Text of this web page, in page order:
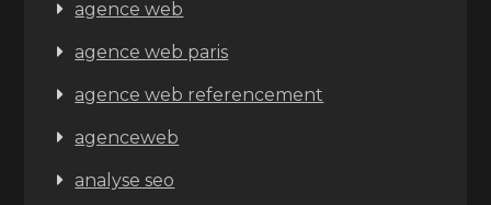
agence web
agence web paris
agence web referencement
agenceweb
analyse seo